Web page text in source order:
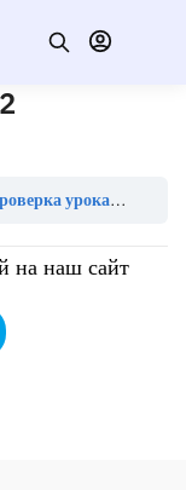
урока №72 (остеопатия)
на наш сайт